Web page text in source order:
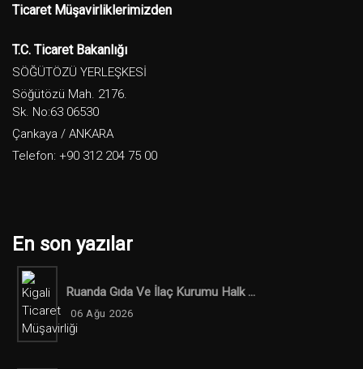
Ticaret Müşavirliklerimizden
T.C. Ticaret Bakanlığı
SÖĞÜTÖZÜ YERLEŞKESİ
Söğütözü Mah. 2176.
Sk. No:63 06530
Çankaya / ANKARA
Telefon: +90 312 204 75 00
En son yazılar
Ruanda Gıda Ve İlaç Kurumu Halk ...
06 Ağu 2026